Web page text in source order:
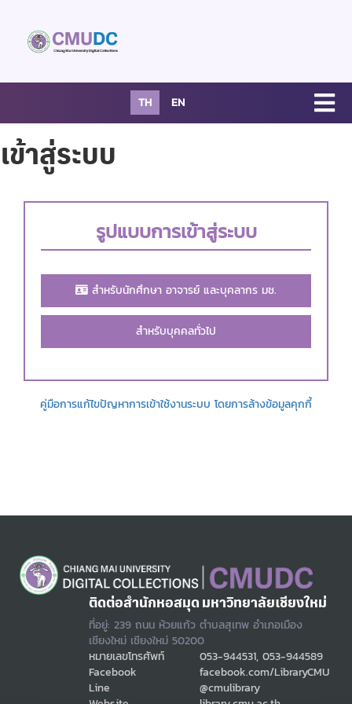
TH EN
เข้าสู่ระบบ
รูปแบบการเข้าสู่ระบบ
สำหรับนักศึกษา อาจารย์ และบุคลากร มช.
สำหรับบุคคลทั่วไป
คู่มือการแก้ไขปัญหาการเข้าใช้งานระบบ โดยการล้างข้อมูลคุกกี้
ติดต่อสำนักหอสมุด มหาวิทยาลัยเชียงใหม่
ที่อยู่: 239 ถนน ห้วยแก้ว ตำบลสุเทพ อำเภอเมือง
เชียงใหม่ เชียงใหม่ 50200
หมายเลขโทรศัพท์ 053-944531, 053-944589
Facebook
facebook.com/LibraryCMU
Line
@cmulibrary